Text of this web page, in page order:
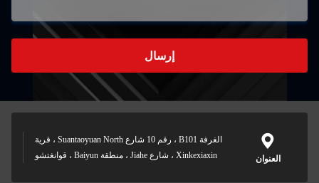
إرسال
العنوان
الغرفة B101 ، رقم 10 شارع Suantaoyuan North ، قرية
Xinkexiaxin ، شارع Jiahe ، منطقة Baiyun ، قوانغتشو